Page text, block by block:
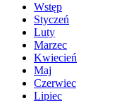
Wstęp
Styczeń
Luty
Marzec
Kwiecień
Maj
Czerwiec
Lipiec